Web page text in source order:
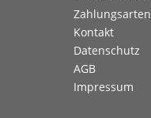
Zahlungsarten
Kontakt
Datenschutz
AGB
Impressum